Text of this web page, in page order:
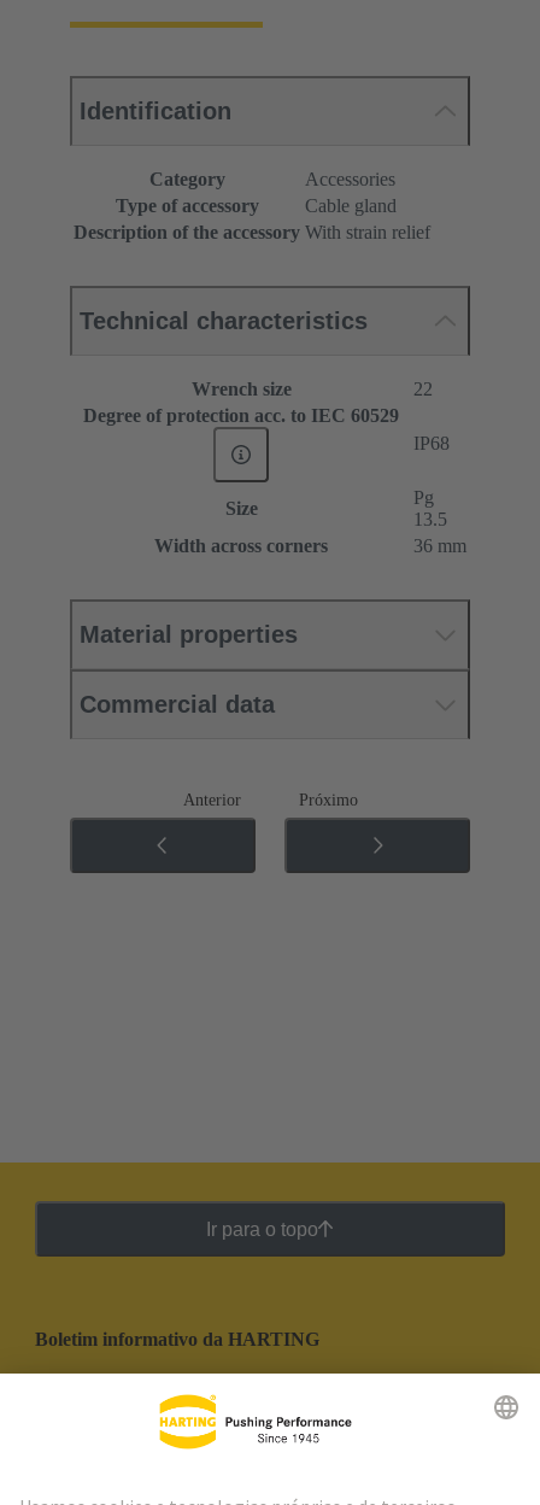
Identification
Category
Accessories
Type of accessory
Cable gland
Description of the accessory With strain relief
Technical characteristics
Wrench size
22
Degree of protection acc. to IEC 60529
IP68
Size
Pg
13.5
Width across corners
36 mm
Material properties
Commercial data
Anterior Próximo
Ir para o topo
Boletim informativo da HARTING